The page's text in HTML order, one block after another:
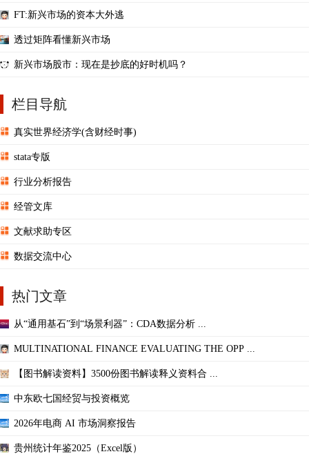
FT:新兴市场的资本大外逃
透过矩阵看懂新兴市场
新兴市场股市：现在是抄底的好时机吗？
栏目导航
真实世界经济学(含财经时事)
stata专版
行业分析报告
经管文库
文献求助专区
数据交流中心
热门文章
从“通用基石”到“场景利器”：CDA数据分析 ...
MULTINATIONAL FINANCE EVALUATING THE OPP ...
【图书解读资料】3500份图书解读释义资料合 ...
中东欧七国经贸与投资概览
2026年电商 AI 市场洞察报告
贵州统计年鉴2025（Excel版）